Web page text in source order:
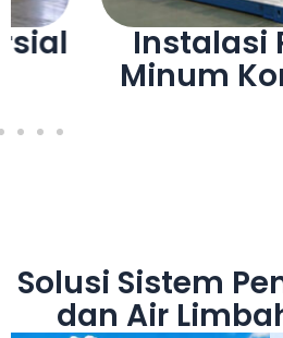
Sistem Air
Solusi Sistem
dan Air